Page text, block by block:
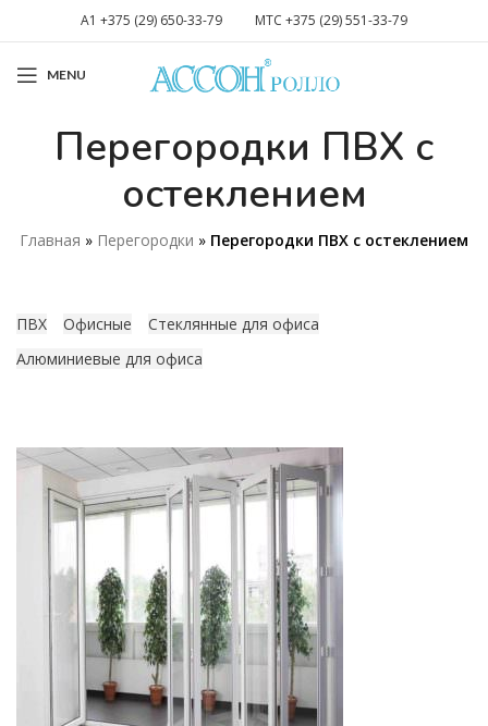
A1 +375 (29) 650-33-79 MTC +375 (29) 551-33-79
MENU
Перегородки ПВХ с
остеклением
Главная » Перегородки » Перегородки ПВХ с остеклением
ПВХ Офисные
Стеклянные для офиса
Алюминиевые для офиса